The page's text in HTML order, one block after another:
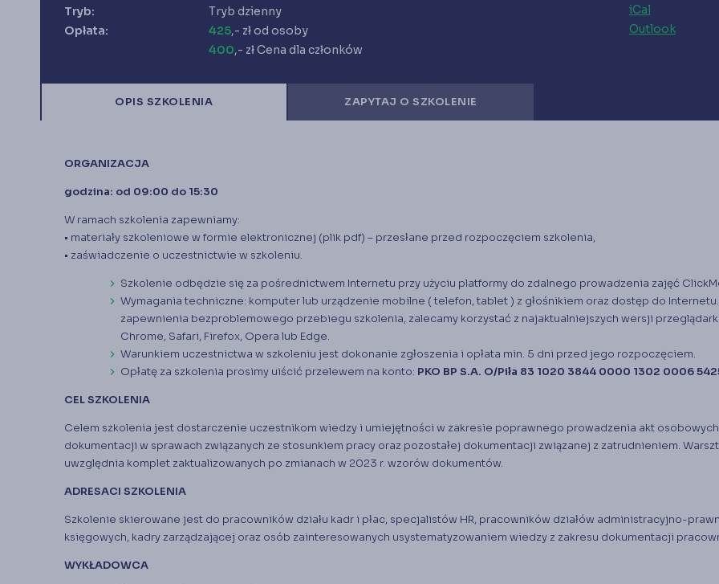
Tryb:
Tryb dzienny
Opłata:
425,- zł od osoby
400,- zł Cena dla członków
iCal
Outlook
OPIS SZKOLENIA ZAPYTAJ O SZKOLENIE
ORGANIZACJA
godzina: od 09:00 do 15:30
W ramach szkolenia zapewniamy:
• materiały szkoleniowe w formie elektronicznej (plik pdf) – przesłane przed rozpoczęciem szkolenia,
• zaświadczenie o uczestnictwie w szkoleniu.
Szkolenie odbędzie się za pośrednictwem Internetu przy użyciu platformy do zdalnego prowadzenia zajęć
Wymagania techniczne: komputer lub urządzenie mobilne ( telefon, tablet ) z głośnikiem oraz dostęp do Internetu.
zapewnienia bezproblemowego przebiegu szkolenia, zalecamy korzystać z najaktualniejszych wersji
Chrome, Safari, Firefox, Opera lub Edge.
Warunkiem uczestnictwa w szkoleniu jest dokonanie zgłoszenia i opłata min. 5 dni przed jego rozpoczęciem.
Opłatę za szkolenia prosimy uiścić przelewem na konto: PKO BP S.A. O/Piła 83 1020 3844 0000 1302 0006
CEL SZKOLENIA
Celem szkolenia jest dostarczenie uczestnikom wiedzy i umiejętności w zakresie poprawnego prowadzenia akt
dokumentacji w sprawach związanych ze stosunkiem pracy oraz pozostałej dokumentacji związanej z zatrudnieniem.
uwzględnia komplet zaktualizowanych po zmianach w 2023 r. wzorów dokumentów.
ADRESACI SZKOLENIA
Szkolenie skierowane jest do pracowników działu kadr i płac, specjalistów HR, pracowników działów administracyjno-
księgowych, kadry zarządzającej oraz osób zainteresowanych usystematyzowaniem wiedzy z zakresu dokumentacji
WYKŁADOWCA